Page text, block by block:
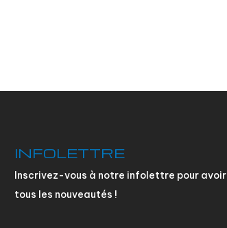
INFOLETTRE
Inscrivez-vous à notre infolettre pour avoir
tous les nouveautés !